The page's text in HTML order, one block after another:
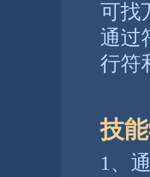
可找
通过
行符
技
1、